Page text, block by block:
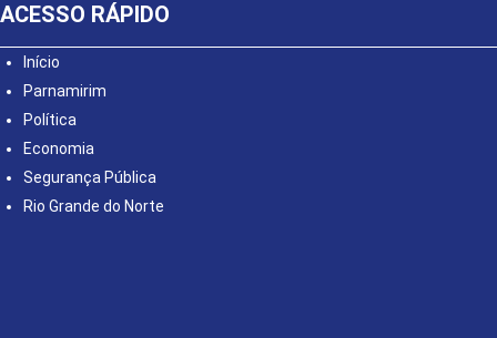
ACESSO RÁPIDO
Início
Parnamirim
Política
Economia
Segurança Pública
Rio Grande do Norte